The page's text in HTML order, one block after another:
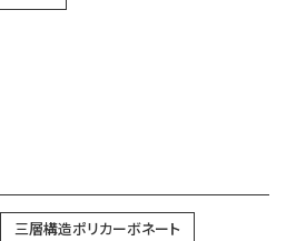
三層構造ポリカーボネート